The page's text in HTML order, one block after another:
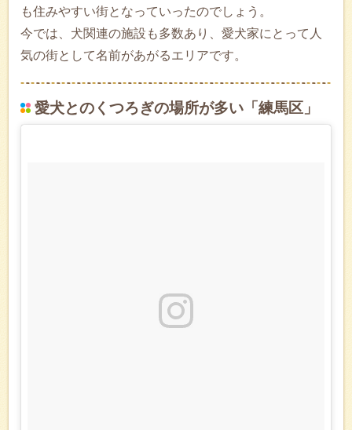
も住みやすい街となっていったのでしょう。
今では、犬関連の施設も多数あり、愛犬家にとって人
気の街として名前があがるエリアです。
愛犬とのくつろぎの場所が多い「練馬区」